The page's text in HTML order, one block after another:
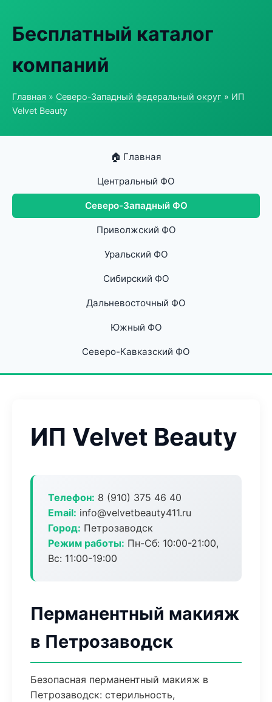
Бесплатный каталог
компаний
Главная » Северо-Западный федеральный округ » ИП
Velvet Beauty
🏠 Главная
Центральный ФО
Северо-Западный ФО
Приволжский ФО
Уральский ФО
Сибирский ФО
Дальневосточный ФО
Южный ФО
Северо-Кавказский ФО
ИП Velvet Beauty
Телефон: 8 (910) 375 46 40
Email: info@velvetbeauty411.ru
Город: Петрозаводск
Режим работы: Пн-Сб: 10:00-21:00,
Вс: 11:00-19:00
Перманентный макияж
в Петрозаводск
Безопасная перманентный макияж в
Петрозаводск: стерильность,